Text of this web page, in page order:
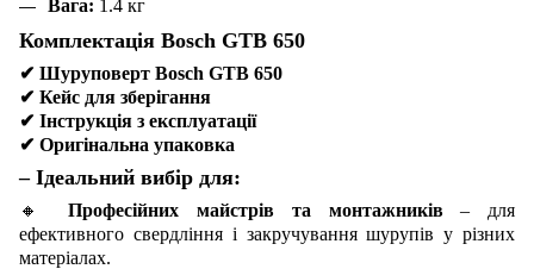
Вага: 1.4 кг
Комплектація Bosch GTB 650
✔ Шуруповерт Bosch GTB 650
✔ Кейс для зберігання
✔ Інструкція з експлуатації
✔ Оригінальна упаковка
– Ідеальний вибір для:
🔸 Професійних майстрів та монтажників– для
ефективного свердління і закручування шурупів у різних
матеріалах.